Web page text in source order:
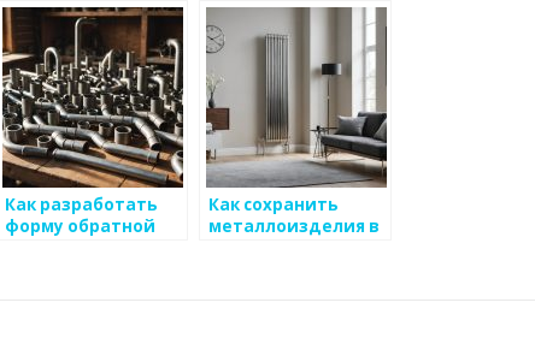
Как разработать
форму обратной
Как сохранить
металлоизделия в